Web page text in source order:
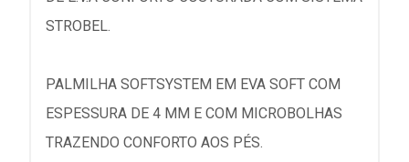
STROBEL.
PALMILHA SOFTSYSTEM EM EVA SOFT COM
ESPESSURA DE 4 MM E COM MICROBOLHAS
TRAZENDO CONFORTO AOS PÉS.